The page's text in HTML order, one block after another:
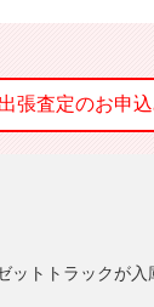
ットトラックが入